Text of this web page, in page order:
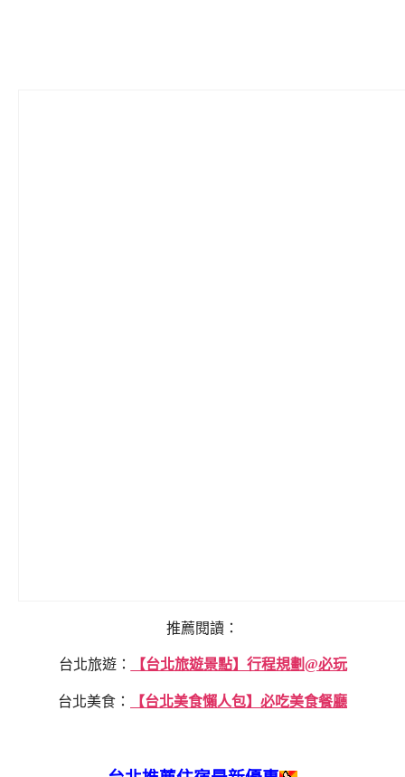
推薦閱讀：
台北旅遊： 【台北旅遊景點】行程規劃@必玩
台北美食： 【台北美食懶人包】必吃美食餐廳